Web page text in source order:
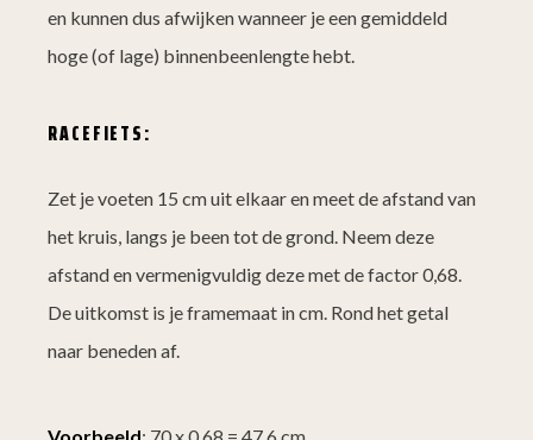
en kunnen dus afwijken wanneer je een gemiddeld
hoge (of lage) binnenbeenlengte hebt.
RACEFIETS:
Zet je voeten 15 cm uit elkaar en meet de afstand van
het kruis, langs je been tot de grond. Neem deze
afstand en vermenigvuldig deze met de factor 0,68.
De uitkomst is je framemaat in cm. Rond het getal
naar beneden af.